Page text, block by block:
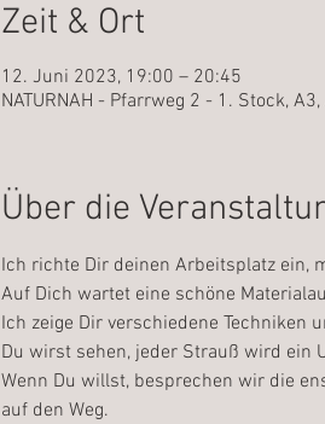
Zeit & Ort
12. Juni 2023, 19:00 – 20:45
NATURNAH - Pfarrweg 2 - 1. Stock,
Über die
Ich richte Dir deinen Arbeitsplatz ein,
Auf Dich wartet eine schöne
Ich zeige Dir verschiedene Techniken
Du wirst sehen, jeder Strauß wird ein
Wenn Du willst, besprechen wir die
auf den Weg.